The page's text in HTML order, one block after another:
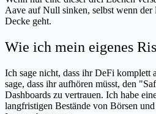
Aave auf Null sinken, selbst wenn
Decke geht.
Wie ich mein eigenes
Ich sage nicht, dass ihr DeFi komplett
sage, dass ihr aufhören müsst, den
Dashboards zu vertrauen. Ich habe
langfristigen Bestände von Börsen